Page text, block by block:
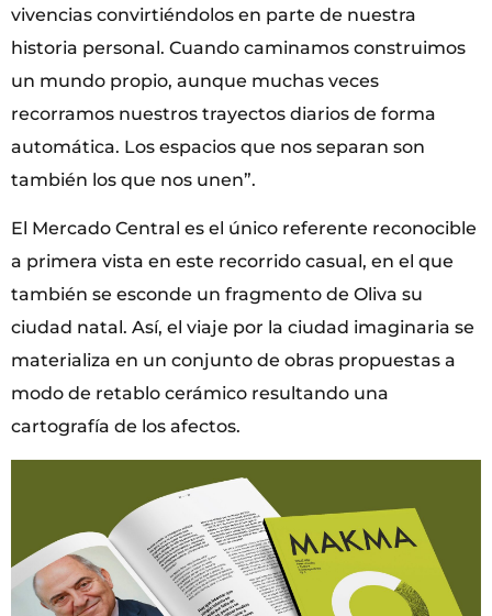
vivencias convirtiéndolos en parte de nuestra
historia personal. Cuando caminamos construimos
un mundo propio, aunque muchas veces
recorramos nuestros trayectos diarios de forma
automática. Los espacios que nos separan son
también los que nos unen”.
El Mercado Central es el único referente reconocible
a primera vista en este recorrido casual, en el que
también se esconde un fragmento de Oliva su
ciudad natal. Así, el viaje por la ciudad imaginaria se
materializa en un conjunto de obras propuestas a
modo de retablo cerámico resultando una
cartografía de los afectos.